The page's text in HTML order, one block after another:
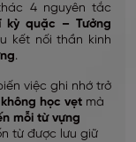
4 nguyên tắc
kỳ quặc – Tưởng
kết nối thần kinh
.
việc ghi nhớ trở
không học vẹt mà
mỗi từ vựng
từ được lưu giữ